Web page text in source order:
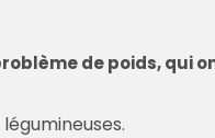
de poids, qui